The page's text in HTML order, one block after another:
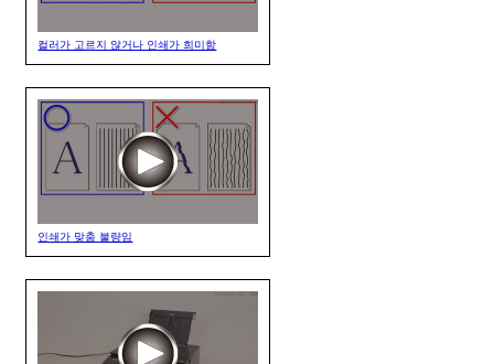
컬러가 고르지 않거나 인쇄가 희미함
인쇄가 맞춤 불량임